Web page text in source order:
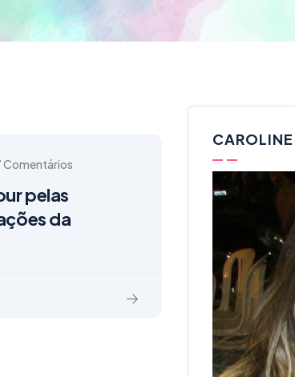
Comentários
pelas
da
CAROLINE